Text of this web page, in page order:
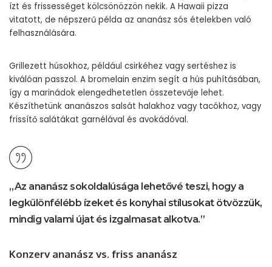
ízt és frissességet kölcsönözzön nekik. A Hawaii pizza
vitatott, de népszerű példa az ananász sós ételekben való
felhasználására.
Grillezett húsokhoz, például csirkéhez vagy sertéshez is
kiválóan passzol. A bromelain enzim segít a hús puhításában,
így a marinádok elengedhetetlen összetevője lehet.
Készíthetünk ananászos salsát halakhoz vagy tacókhoz, vagy
frissítő salátákat garnélával és avokádóval.
„Az ananász sokoldalúsága lehetővé teszi, hogy a
legkülönfélébb ízeket és konyhai stílusokat ötvözzük,
mindig valami újat és izgalmasat alkotva.”
Konzerv ananász vs. friss ananász